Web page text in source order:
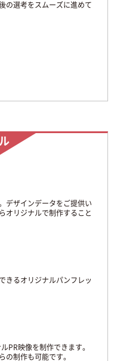
の選考をスムーズに進めて
デザインデータをご提供い
オリジナルで制作すること
きるオリジナルパンフレッ
PR映像を制作できます。
の制作も可能です。